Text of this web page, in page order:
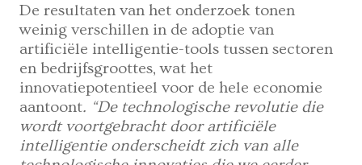
De resultaten van het onderzoek tonen
weinig verschillen in de adoptie van
artificiële intelligentie-tools tussen sectoren
en bedrijfsgroottes, wat het
innovatiepotentieel voor de hele economie
aantoont. “De technologische revolutie die
wordt voortgebracht door artificiële
intelligentie onderscheidt zich van alle